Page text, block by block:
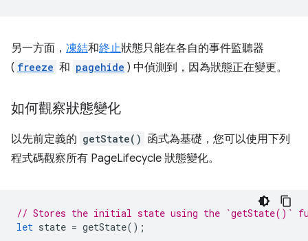
另一方面， 凍結和終止狀態只能在各自的事件監聽器
( freeze 和 pagehide ) 中偵測到，因為狀態正在變更。
如何觀察狀態變化
以先前定義的 getState() 函式為基礎，您可以使用下列
程式碼觀察所有 PageLifecycle 狀態變化。
// Stores the initial state using the `getState()`
let state = getState();